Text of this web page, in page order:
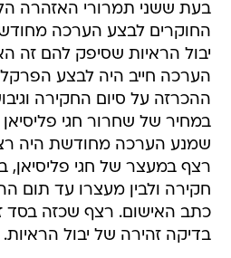
בעת ששני תמרורי האזהרה
החוקרים לבצע הערכה
יבול הראיות שסיפק להם זה
הערכה חייב היה לבצע
ההכרזה על סיום החקירה
במחיר של שחרור חגי
שמנע הערכה מחודשת היה
רצף במעצר של חגי פליסיאן,
חקירה ולבין מעצרו עד תום
כתב האישום. רצף שכזה בסד
בדיקה זהירה של יבול הראיות.